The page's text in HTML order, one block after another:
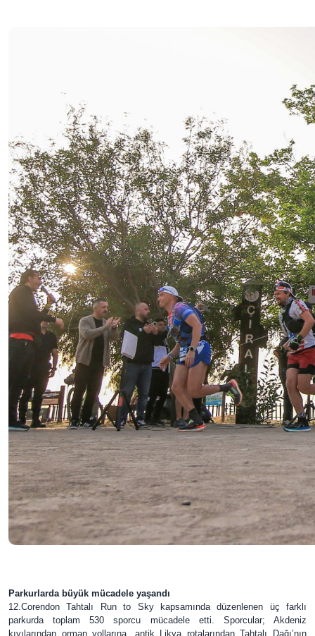
Parkurlarda büyük mücadele yaşandı
12.Corendon Tahtalı Run to Sky kapsamında düzenlenen üç farklı
parkurda toplam 530 sporcu mücadele etti. Sporcular; Akdeniz
kıyılarından orman yollarına, antik Likya rotalarından Tahtalı Dağı’nın